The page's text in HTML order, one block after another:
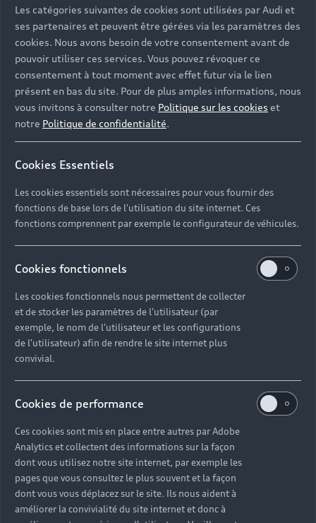
Les catégories suivantes de cookies sont utilisées par Audi et
ses partenaires et peuvent être gérées via les paramètres des
cookies. Nous avons besoin de votre consentement avant de
pouvoir utiliser ces services. Vous pouvez révoquer ce
consentement à tout moment avec effet futur via le lien
présent en bas du site. Pour de plus amples informations, nous
vous invitons à consulter notre Politique sur les cookies et
notre Politique de confidentialité.
Cookies Essentiels
Les cookies essentiels sont nécessaires pour vous fournir des
fonctions de base lors de l'utilisation du site internet. Ces
fonctions comprennent par exemple le configurateur de véhicules.
Cookies fonctionnels
Les cookies fonctionnels nous permettent de collecter
et de stocker les paramètres de l'utilisateur (par
exemple, le nom de l'utilisateur et les configurations
de l'utilisateur) afin de rendre le site internet plus
convivial.
Cookies de performance
Ces cookies sont mis en place entre autres par Adobe
Analytics et collectent des informations sur la façon
dont vous utilisez notre site internet, par exemple les
pages que vous consultez le plus souvent et la façon
dont vous vous déplacez sur le site. Ils nous aident à
améliorer la convivialité du site internet et donc à
Headline
Subline
Copy
Headline
Subline
Copy